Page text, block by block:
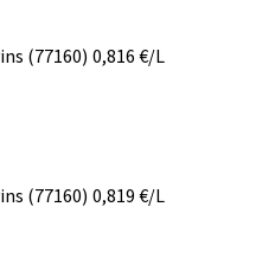
(77160) 0,816€/L
(77160) 0,819€/L